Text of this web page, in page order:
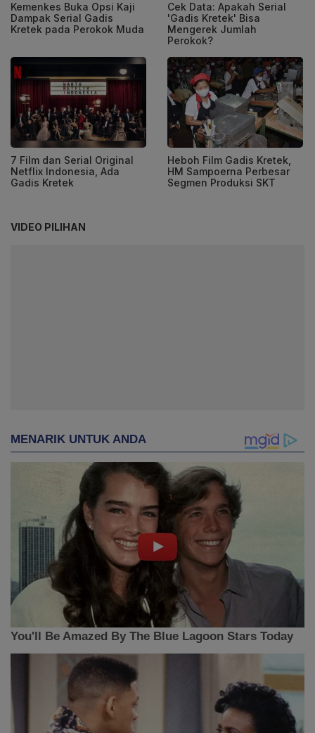
Kemenkes Buka Opsi Kaji
Dampak Serial Gadis
Kretek pada Perokok Muda
Cek Data: Apakah Serial
'Gadis Kretek' Bisa
Mengerek Jumlah
Perokok?
7 Film dan Serial Original
Netflix Indonesia, Ada
Gadis Kretek
Heboh Film Gadis Kretek,
HM Sampoerna Perbesar
Segmen Produksi SKT
VIDEO PILIHAN